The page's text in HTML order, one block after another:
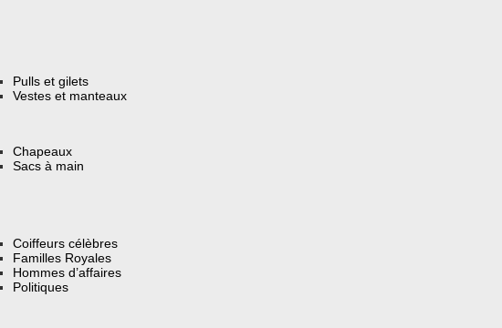
Pulls et gilets
Vestes et manteaux
Chapeaux
Sacs à main
Coiffeurs célèbres
Familles Royales
Hommes d’affaires
Politiques